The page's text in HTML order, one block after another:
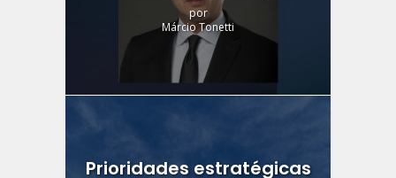
por
Márcio Tonetti
Prioridades estratégicas